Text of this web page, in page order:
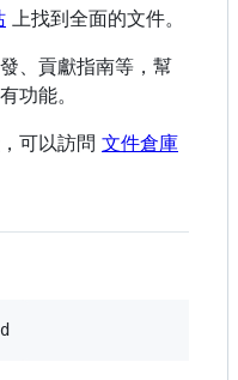
上找到全面的文件。
、貢獻指南等，幫
功能。
可以訪問 文件倉庫